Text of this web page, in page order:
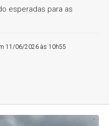
esperadas para as
11/06/2026 às 10h55